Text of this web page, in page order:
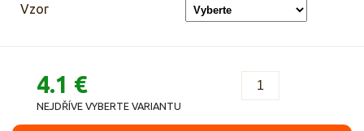
Vzor
4.1 €
NEJDŘÍVE VYBERTE VARIANTU